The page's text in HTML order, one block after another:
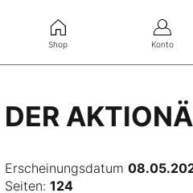
Shop Konto
DER
Erscheinungsdatum
Seiten:124